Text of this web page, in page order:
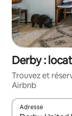
Derby :
Trouvez et
Airbnb
Adresse